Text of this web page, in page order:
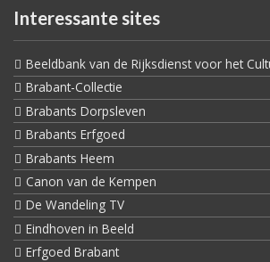
Interessante sites
Beeldbank van de Rijksdienst voor het
Brabant-Collectie
Brabants Dorpsleven
Brabants Erfgoed
Brabants Heem
Canon van de Kempen
De Wandeling TV
Eindhoven in Beeld
Erfgoed Brabant